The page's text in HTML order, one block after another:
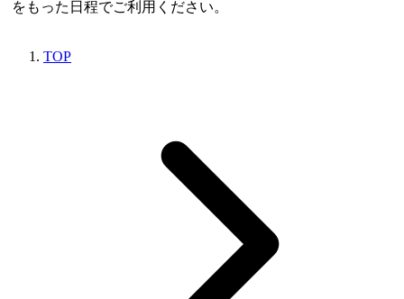
をもった日程でご利用ください。
TOP